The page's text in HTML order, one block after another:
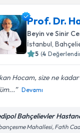
Prof. Dr.
Beyin ve Sinir
İstanbul,
5 (4
Hocam, size ne
Devamı
Bahçelievler
Mahallesi, Fatih